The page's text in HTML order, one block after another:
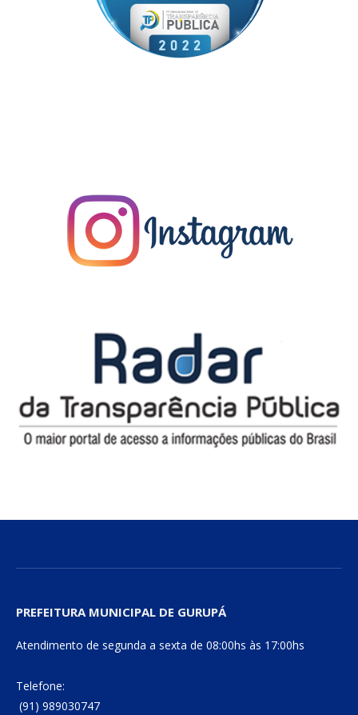
PREFEITURA MUNICIPAL DE GURUPÁ
Atendimento de segunda a sexta de 08:00hs às 17:00hs
Telefone:
(91) 989030747